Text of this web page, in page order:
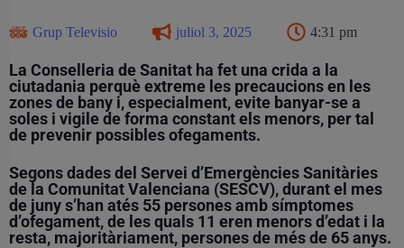
Grup Televisio juliol 3, 2025 4:31 pm
La Conselleria de Sanitat ha fet una crida a la
ciutadania perquè extreme les precaucions en les
zones de bany i, especialment, evite banyar-se a
soles i vigile de forma constant els menors, per tal
de prevenir possibles ofegaments.
Segons dades del Servei d’Emergències Sanitàries
de la Comunitat Valenciana (SESCV), durant el mes
de juny s’han atés 55 persones amb símptomes
d’ofegament, de les quals 11 eren menors d’edat i la
resta, majoritàriament, persones de més de 65 anys.